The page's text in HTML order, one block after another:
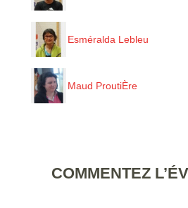
Esméralda Lebleu
Maud ProutiÈre
COMMENTEZ